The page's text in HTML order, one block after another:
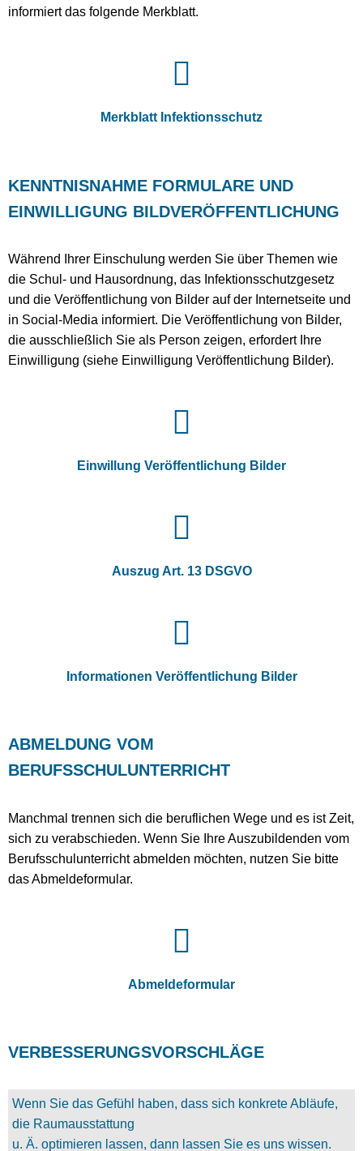
Merkblatt Infektionsschutz
informiert das folgende Merkblatt.
KENNTNISNAHME FORMULARE UND
EINWILLIGUNG BILDVERÖFFENTLICHUNG
Informationen Veröffentlichung Bilder
Auszug Art. 13 DSGVO
Einwillung Veröffentlichung Bilder
Während Ihrer Einschulung werden Sie über Themen wie
die Schul- und Hausordnung, das Infektionsschutzgesetz
und die Veröffentlichung von Bilder auf der Internetseite und
in Social-Media informiert. Die Veröffentlichung von Bilder,
die ausschließlich Sie als Person zeigen, erfordert Ihre
Einwilligung (siehe Einwilligung Veröffentlichung Bilder).
ABMELDUNG VOM
BERUFSSCHULUNTERRICHT
Abmeldeformular
Manchmal trennen sich die beruflichen Wege und es ist Zeit,
sich zu verabschieden. Wenn Sie Ihre Auszubildenden vom
Berufsschulunterricht abmelden möchten, nutzen Sie bitte
das Abmeldeformular.
VERBESSERUNGSVORSCHLÄGE
Wenn Sie das Gefühl haben, dass sich konkrete Abläufe,
die Raumausstattung
u. Ä. optimieren lassen, dann lassen Sie es uns wissen.